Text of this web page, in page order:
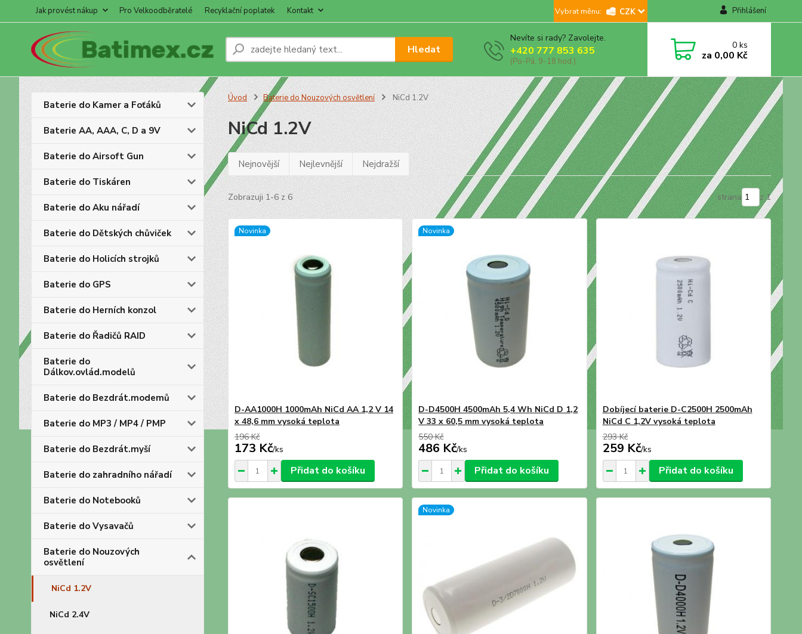
Jak provést nákup Pro Velkoodběratelé Recyklační poplatek Kontakt CZK Přihlášení
Hledat
Nevíte si rady? Zavolejte.
+420 777 853 635
(Po-Pá, 9-18 hod.)
0ks
za 0,00 Kč
Baterie do Kamer a Foťáků
Baterie AA, AAA, C, D a 9V
Baterie do Airsoft Gun
Baterie do Tiskáren
Baterie do Aku nářadí
Baterie do Dětských chůviček
Baterie do Holicích strojků
Baterie do GPS
Baterie do Herních konzol
Baterie do Řadičů RAID
Baterie do
Dálkov.ovlád.modelů
Baterie do Bezdrát.modemů
Baterie do MP3 / MP4 / PMP
Baterie do Bezdrát.myší
Baterie do zahradního nářadí
Baterie do Notebooků
Baterie do Vysavačů
Baterie do Nouzových
osvětlení
NiCd 1.2V
NiCd 2.4V
Úvod Baterie do Nouzových osvětlení NiCd 1.2V
NiCd 1.2V
Nejnovější Nejlevnější Nejdražší
Zobrazuji 1-6 z 6 strana z 1
Novinka
D-AA1000H 1000mAh NiCd AA 1,2 V 14
x 48,6 mm vysoká teplota
196 Kč
173 Kč/ks
Přidat do košíku
Novinka
D-D4500H 4500mAh 5,4 Wh NiCd D 1,2
V 33 x 60,5 mm vysoká teplota
550 Kč
486 Kč/ks
Přidat do košíku
Dobíjecí baterie D-C2500H 2500mAh
NiCd C 1,2V vysoká teplota
293 Kč
259 Kč/ks
Přidat do košíku
Novinka